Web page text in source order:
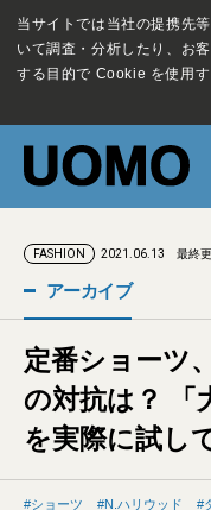
当サイトでは当社の提携先
いて調査・分析したり、お
する目的で Cookie を使用す
FASHION 2021.06.13 最終
アーカイブ
定番ショーツ
の対抗は？ 「
を実際に試し
ショーツ N.ハリウッド